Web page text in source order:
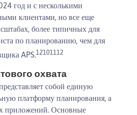
год и с несколькими
клиентами, но все еще
более типичных для
по планированию, чем для
APS.12101112
охвата
собой единую
платформу планирования, а
приложений. Основные